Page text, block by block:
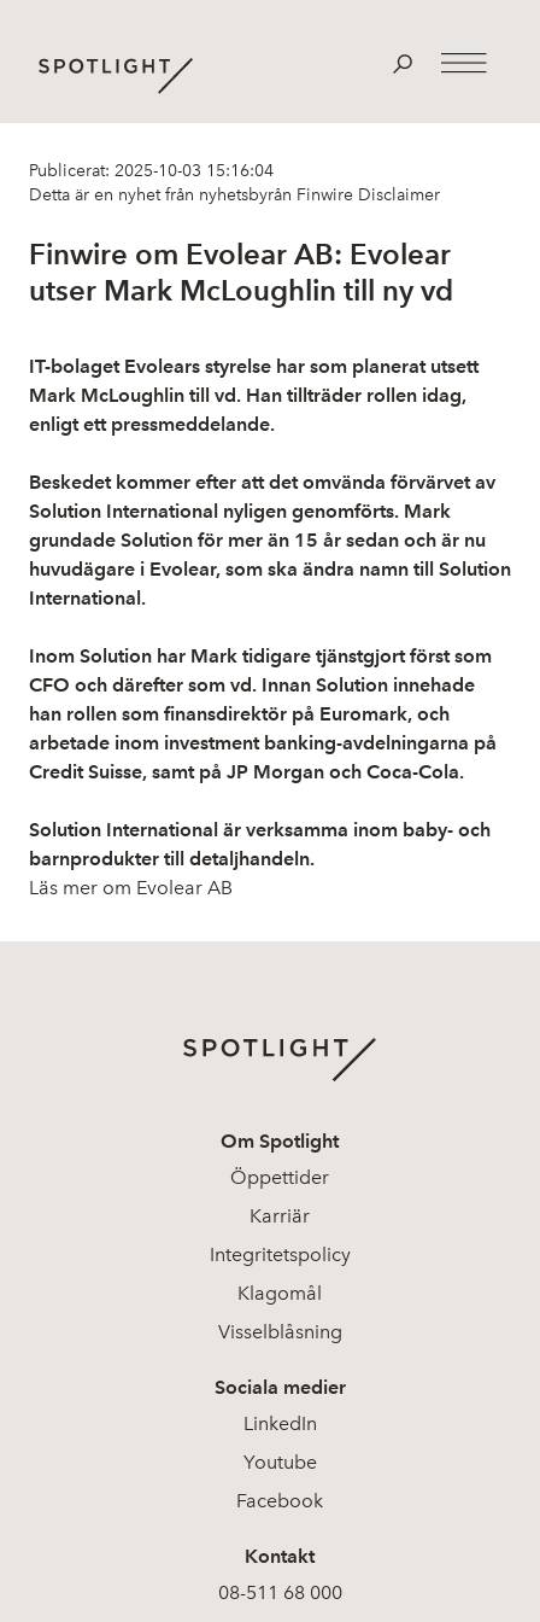
Publicerat: 2025-10-03 15:16:04
Detta är en nyhet från nyhetsbyrån Finwire Disclaimer
Finwire om Evolear AB: Evolear
utser Mark McLoughlin till ny vd
IT-bolaget Evolears styrelse har som planerat utsett
Mark McLoughlin till vd. Han tillträder rollen idag,
enligt ett pressmeddelande.
Beskedet kommer efter att det omvända förvärvet av
Solution International nyligen genomförts. Mark
grundade Solution för mer än 15 år sedan och är nu
huvudägare i Evolear, som ska ändra namn till Solution
International.
Inom Solution har Mark tidigare tjänstgjort först som
CFO och därefter som vd. Innan Solution innehade
han rollen som finansdirektör på Euromark, och
arbetade inom investment banking-avdelningarna på
Credit Suisse, samt på JP Morgan och Coca-Cola.
Solution International är verksamma inom baby- och
barnprodukter till detaljhandeln.
Läs mer om Evolear AB
Om Spotlight
Öppettider
Karriär
Integritetspolicy
Klagomål
Visselblåsning
Sociala medier
LinkedIn
Youtube
Facebook
Kontakt
08-511 68 000